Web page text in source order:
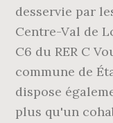
desservie par
Centre-Val de
C6 du RER C
commune de
dispose
plus qu'un